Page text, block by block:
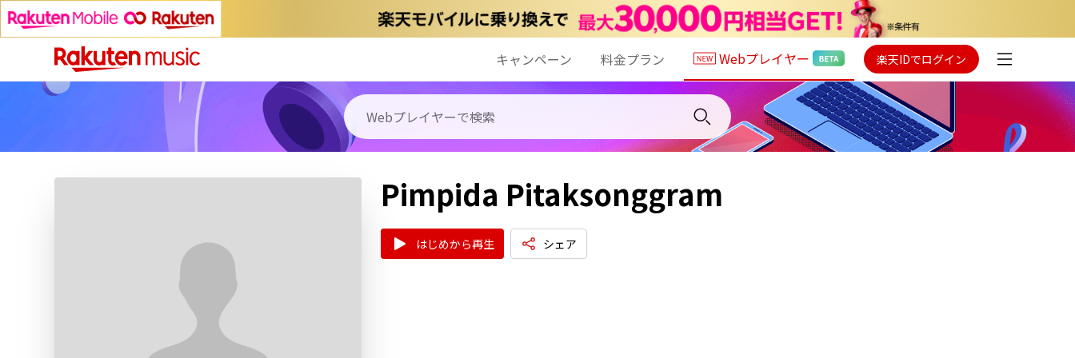
キャンペーン 料金プラン Webプレイヤー 楽天IDでログイン
Pimpida Pitaksonggram
はじめから再生 シェア